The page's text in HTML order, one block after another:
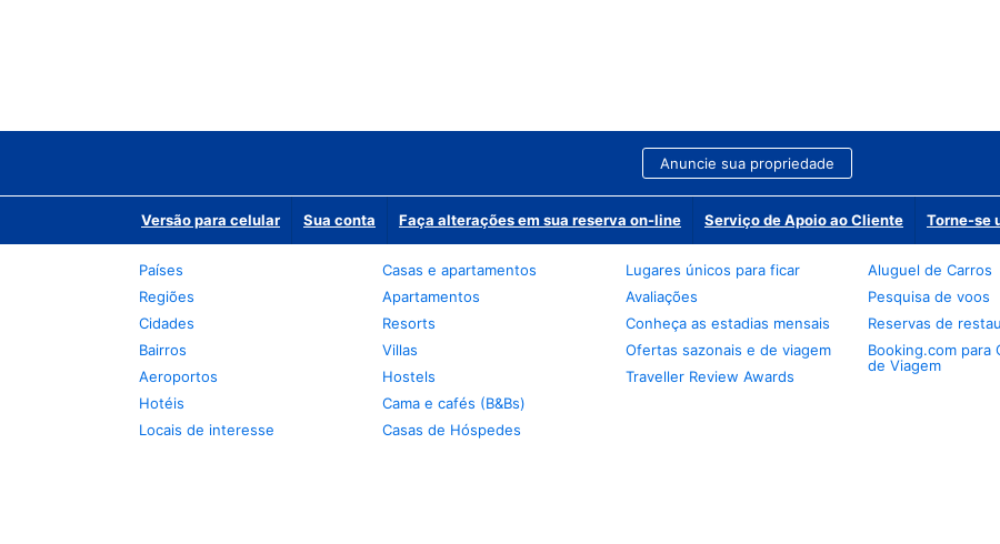
Anuncie sua propriedade
Versão para celular Sua conta Faça alterações em sua reserva on-line Serviço de Apoio ao Cliente Torne-se
Países
Regiões
Cidades
Bairros
Aeroportos
Hotéis
Locais de interesse
Casas e apartamentos
Apartamentos
Resorts
Villas
Hostels
Cama e cafés (B&Bs)
Casas de Hóspedes
Lugares únicos para ficar
Avaliações
Conheça as estadias mensais
Ofertas sazonais e de viagem
Traveller Review Awards
Aluguel de Carros
Pesquisa de voos
Reservas de
Booking.com para
de Viagem